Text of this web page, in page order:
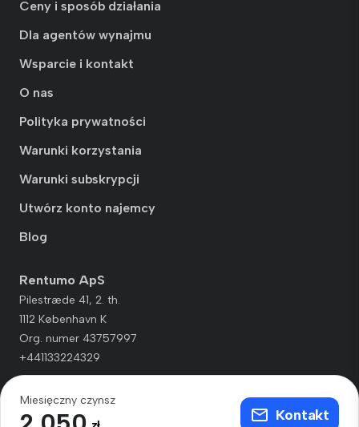
Miesięczny czynsz
Kontakt
Ceny i sposób działania
Dla agentów wynajmu
Wsparcie i kontakt
O nas
Polityka prywatności
Warunki korzystania
Warunki subskrypcji
Utwórz konto najemcy
Blog
Rentumo ApS
Pilestræde 41, 2. th.
1112 København K
Org. numer 43757997
+441133224329